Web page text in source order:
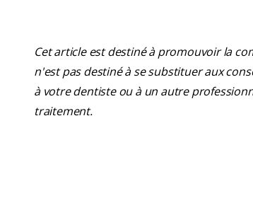
Cet article est destiné à promouvoir la
n'est pas destiné à se substituer aux
à votre dentiste ou à un autre
traitement.